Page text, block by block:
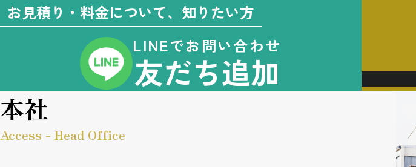
お見積り・料金について、知りたい方
LINEでお問い合わせ
友だち追加
本社
Access - Head Office